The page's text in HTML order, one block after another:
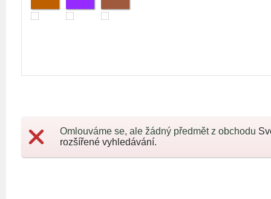
Omlouváme se, ale žádný předmět z obchodu
rozšířené vyhledávání.